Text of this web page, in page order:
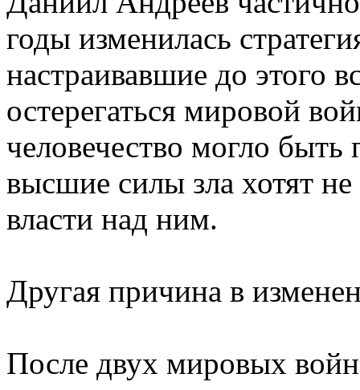
годы изменилась
настраивавшие до этого
остерегаться мировой
человечество могло
высшие силы зла хотят
власти над ним.
Другая причина в
После двух мировых